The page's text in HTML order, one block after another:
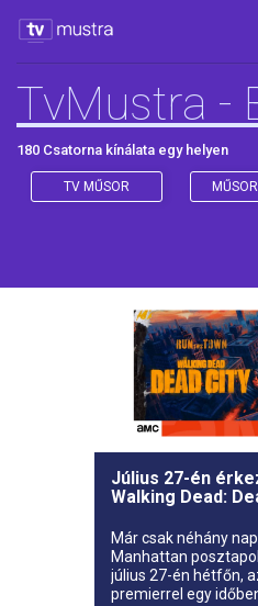
TvMustra -
180 Csatorna kínálata egy helyen
TV MŰSOR
Július 27-én
Walking Dead:
Már csak néhány
Manhattan
július 27-én hétfőn,
premierrel egy